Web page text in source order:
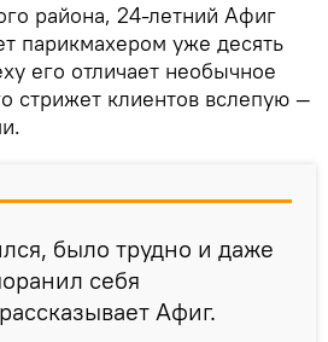
района, 24-летний Афиг
парикмахером уже десять
его отличает необычное
стрижет клиентов вслепую —
было трудно и даже
себя
Афиг.